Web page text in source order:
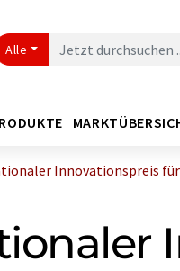
Alle
Innovationspreis für